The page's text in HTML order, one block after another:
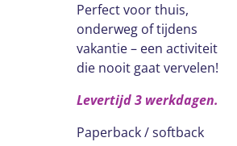
Perfect voor thuis,
onderweg of tijdens
vakantie – een activiteit
die nooit gaat vervelen!
Levertijd 3 werkdagen.
Paperback / softback